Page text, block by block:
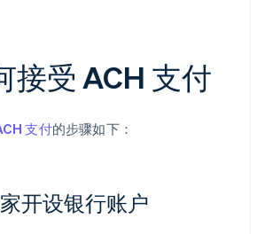
接受 ACH 支付
支付的步骤如下：
开设银行账户